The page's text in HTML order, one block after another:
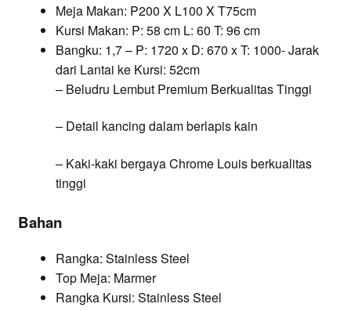
Meja Makan: P200 X L100 X T75cm
Kursi Makan: P: 58 cm L: 60 T: 96 cm
Bangku: 1,7 – P: 1720 x D: 670 x T: 1000- Jarak
dari Lantai ke Kursi: 52cm
– Beludru Lembut Premium Berkualitas Tinggi
– Detail kancing dalam berlapis kain
– Kaki-kaki bergaya Chrome Louis berkualitas
tinggi
Bahan
Rangka: Stainless Steel
Top Meja: Marmer
Rangka Kursi: Stainless Steel